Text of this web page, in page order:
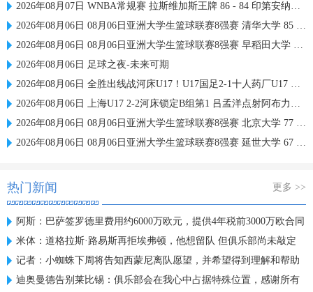
2026年08月07日 WNBA常规赛 拉斯维加斯王牌 86 - 84 印第安纳狂热 全场集锦
2026年08月06日 08月06日亚洲大学生篮球联赛8强赛 清华大学 85 - 81 菲律宾大学 集锦
2026年08月06日 08月06日亚洲大学生篮球联赛8强赛 早稻田大学 78 - 71 高丽大学 集锦
2026年08月06日 足球之夜-未来可期
2026年08月06日 全胜出线战河床U17！U17国足2-1十人药厂U17 赵松源登场1分钟传射
2026年08月06日 上海U17 2-2河床锁定B组第1 吕孟洋点射阿布力米破门 将战A组第2
2026年08月06日 08月06日亚洲大学生篮球联赛8强赛 北京大学 77 - 79 上海交通大学 集锦
2026年08月06日 08月06日亚洲大学生篮球联赛8强赛 延世大学 67 - 72 政治大学 集锦
热门新闻 更多 >>
阿斯：巴萨签罗德里费用约6000万欧元，提供4年税前3000万欧合同
米体：道格拉斯·路易斯再拒埃弗顿，他想留队 但俱乐部尚未敲定
记者：小蜘蛛下周将告知西蒙尼离队愿望，并希望得到理解和帮助
迪奥曼德告别莱比锡：俱乐部会在我心中占据特殊位置，感谢所有